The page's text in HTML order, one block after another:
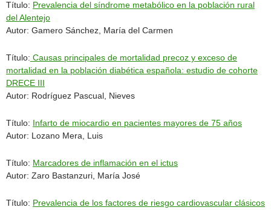
Título: Prevalencia del síndrome metabólico en la población rural
del Alentejo
Autor: Gamero Sánchez, María del Carmen
Título: Causas principales de mortalidad precoz y exceso de
mortalidad en la población diabética española: estudio de cohorte
DRECE III
Autor: Rodríguez Pascual, Nieves
Título: Infarto de miocardio en pacientes mayores de 75 años
Autor: Lozano Mera, Luis
Título: Marcadores de inflamación en el ictus
Autor: Zaro Bastanzuri, María José
Título: Prevalencia de los factores de riesgo cardiovascular clásicos